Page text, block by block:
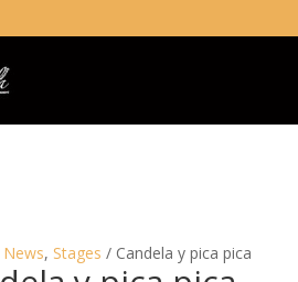
News, Stages / Candela y pica pica